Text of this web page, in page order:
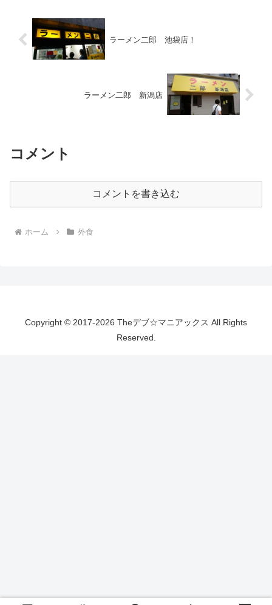
ラーメン二郎 池袋店！
ラーメン二郎 新潟店
コメント
コメントを書き込む
ホーム 外食
Copyright © 2017-2026 Theデブ☆マニアックス All Rights
Reserved.